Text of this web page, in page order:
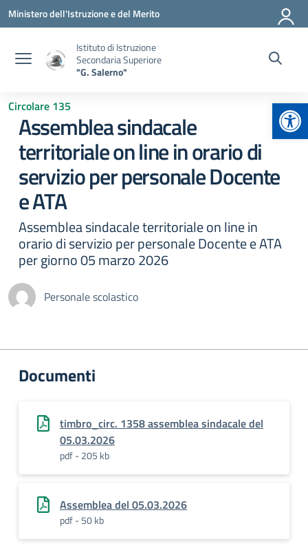
Vai ai contenuti
Vai al menu di navigazione
Vai al footer
Ministero dell'Istruzione e del Merito
Istituto di Istruzione
Secondaria Superiore
"G. Salerno"
Circolare 135
Assemblea sindacale
territoriale on line in orario di
servizio per personale Docente
e ATA
Assemblea sindacale territoriale on line in
orario di servizio per personale Docente e ATA
per giorno 05 marzo 2026
Personale scolastico
Documenti
timbro_circ. 1358 assemblea sindacale del
05.03.2026
pdf - 205 kb
Assemblea del 05.03.2026
pdf - 50 kb